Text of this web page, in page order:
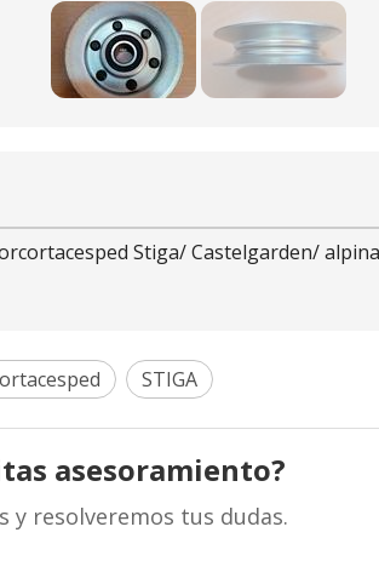
Stiga/ Castelgarden/ alpina
STIGA
asesoramiento?
y resolveremos tus dudas.